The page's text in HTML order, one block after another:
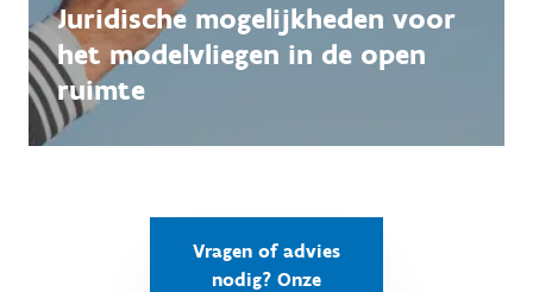
Juridische mogelijkheden voor
het modelvliegen in de open
ruimte
Vragen of advies
nodig? Onze